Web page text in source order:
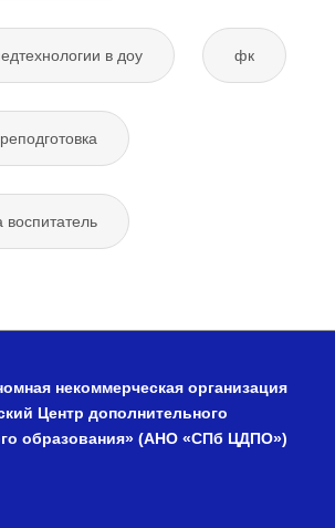
в доу фк
воспитатель
некоммерческая организация
Центр дополнительного
образования» (АНО «СПб ЦДПО»)